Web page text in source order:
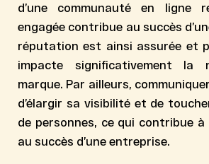
d’une communauté en ligne
engagée contribue au succès
réputation est ainsi assurée et
impacte significativement la
marque. Par ailleurs,
d’élargir sa visibilité et de
de personnes, ce qui contribue
au succès d’une entreprise.